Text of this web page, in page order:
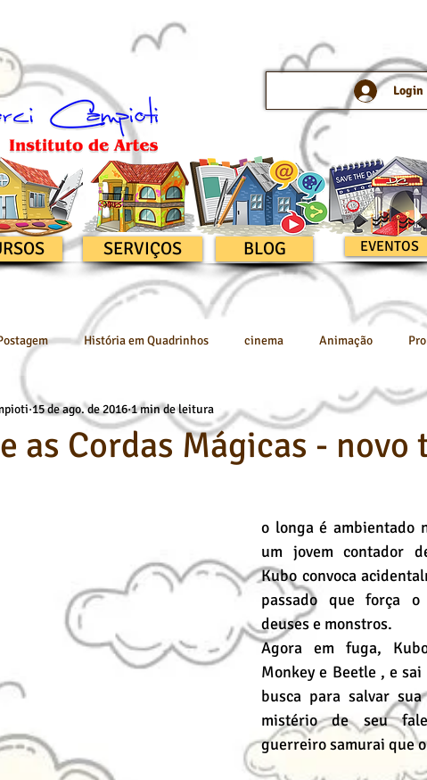
Login
SERVIÇOS BLOG EVENTOS
História em Quadrinhos cinema Animação
Específica Básicos Kids deuses Técnicas de Pintura
as Cordas Mágicas -
15 de ago. de 2016 1 min de leitura
o longa é ambientado
um jovem contador
Kubo convoca
passado que força
deuses e monstros.
Agora em fuga,
Monkey e Beetle , e
busca para salvar
mistério de seu
guerreiro samurai que